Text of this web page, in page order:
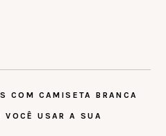
COM CAMISETA BRANCA
VOCÊ USAR A SUA